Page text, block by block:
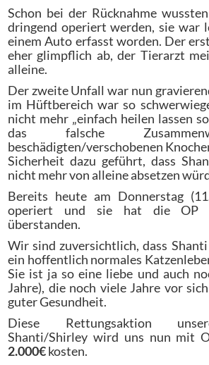
Schon bei der Rücknahme
dringend operiert werden, sie war
einem Auto erfasst worden. Der
eher glimpflich ab, der Tierarzt
alleine.
Der zweite Unfall war nun
im Hüftbereich war so
nicht mehr „einfach heilen lassen
das falsche
beschädigten/verschobenen
Sicherheit dazu geführt, dass
nicht mehr von alleine absetzen
Bereits heute am Donnerstag
operiert und sie hat die OP
überstanden.
Wir sind zuversichtlich, dass
ein hoffentlich normales
Sie ist ja so eine liebe und auch
Jahre), die noch viele Jahre vor
guter Gesundheit.
Diese Rettungsaktion
Shanti/Shirley wird uns nun mit
2.000€ kosten.